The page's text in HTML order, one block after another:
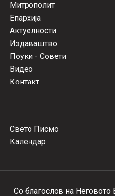
Митрополит
Епархија
Актуелности
Издаваштво
Поуки - Совети
Видео
Контакт
Свето Писмо
Календар
Со благослов на